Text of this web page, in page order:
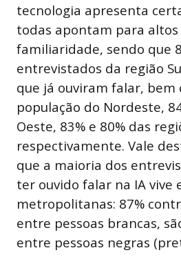
tecnologia apresenta
todas apontam para altos
familiaridade, sendo que
entrevistados da região
que já ouviram falar, bem
população do Nordeste,
Oeste, 83% e 80% das
respectivamente. Vale
que a maioria dos
ter ouvido falar na IA vive
metropolitanas: 87%
entre pessoas brancas,
entre pessoas negras